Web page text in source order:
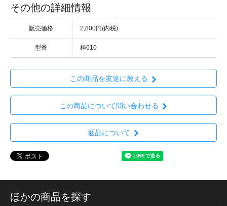
その他の詳細情報
販売価格 2,800円(内税)
型番 枠010
この商品を友達に教える
この商品について問い合わせる
返品について
ほかの商品を探す